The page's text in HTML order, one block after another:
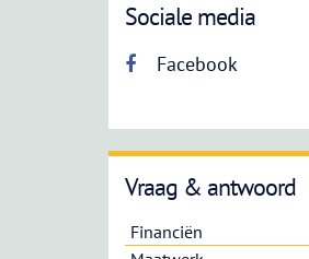
Sociale media
Facebook
Vraag & antwoord
Financiën